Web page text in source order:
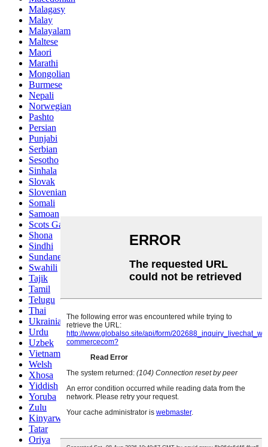
Malagasy
Malay
Malayalam
Maltese
Maori
Marathi
Mongolian
Burmese
Nepali
Norwegian
Pashto
Persian
Punjabi
Serbian
Sesotho
Sinhala
Slovak
Slovenian
Somali
Samoan
Scots Gaelic
Shona
Sindhi
Sundanese
Swahili
Tajik
Tamil
Telugu
Thai
Ukrainian
Urdu
Uzbek
Vietnamese
Welsh
Xhosa
Yiddish
Yoruba
Zulu
Kinyarwanda
Tatar
Oriya